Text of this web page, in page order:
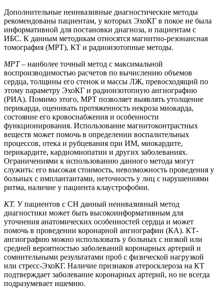
Дополнительные неинвазивные диагностические методы
рекомендованы пациентам, у которых ЭхоКГ в покое не была
информативной для постановки диагноза, и пациентам с
ИБС. К данным методикам относятся магнитно-резонансная
томография (МРТ), КТ и радиоизотопные методы.
МРТ– наиболее точный метод с максимальной
воспроизводимостью расчетов по вычислению объемов
сердца, толщины его стенок и массы ЛЖ, превосходящий по
этому параметру ЭхоКГ и радиоизотопную ангиографию
(РИА). Помимо этого, МРТ позволяет выявлять утолщение
перикарда, оценивать протяженность некроза миокарда,
состояние его кровоснабжения и особенности
функционирования. Использование магнитоконтрастных
веществ может помочь в определении воспалительных
процессов, отека и рубцевания при ИМ, миокардите,
перикардите, кардиомиопатии и других заболеваниях.
Ограничениями к использованию данного метода могут
служить: его высокая стоимость, невозможность проведения у
больных с имплантантами, неточность у лиц с нарушениями
ритма, наличие у пациента клаустрофобии.
КТ. У пациентов с СН данный неинвазивный метод
диагностики может быть высокоинформативным для
уточнения анатомических особенностей сердца и может
помочь в проведении коронарной ангиографии (КА). КТ-
ангиографию можно использовать у больных с низкой или
средней вероятностью заболеваний коронарных артерий и
сомнительными результатами проб с физической нагрузкой
или стресс-ЭхоКГ. Наличие признаков атеросклероза на КТ
подтверждает заболевание коронарных артерий, но не всегда
подразумевает ишемию.